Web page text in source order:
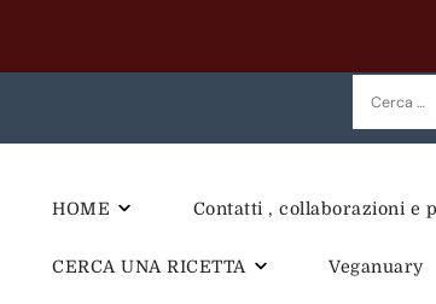
Ricerca
per:
HOME Contatti , collaborazioni e
CERCA UNA RICETTA Veganuary